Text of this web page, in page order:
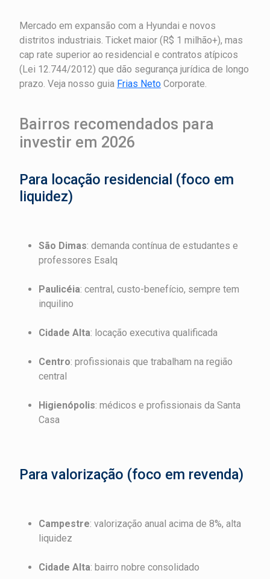
Mercado em expansão com a Hyundai e novos
distritos industriais. Ticket maior (R$ 1 milhão+), mas
cap rate superior ao residencial e contratos atípicos
(Lei 12.744/2012) que dão segurança jurídica de longo
prazo. Veja nosso guia Frias Neto Corporate.
Bairros recomendados para
investir em 2026
Para locação residencial (foco em
liquidez)
São Dimas: demanda contínua de estudantes e
professores Esalq
Paulicéia: central, custo-benefício, sempre tem
inquilino
Cidade Alta: locação executiva qualificada
Centro: profissionais que trabalham na região
central
Higienópolis: médicos e profissionais da Santa
Casa
Para valorização (foco em revenda)
Campestre: valorização anual acima de 8%, alta
liquidez
Cidade Alta: bairro nobre consolidado